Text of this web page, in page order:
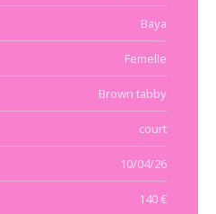
Baya
Femelle
Brown tabby
court
10/04/26
140 €